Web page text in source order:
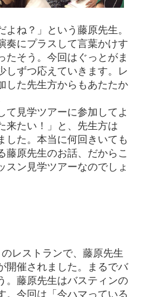
ね？」という藤原先生。
奏にプラスして言葉かけす
たそう。今回はぐっとがま
しずつ応えていきます。レ
した先生方からもあたたか
て見学ツアーに参加してよ
来たい！」と、先生方は
した。本当に何回きいても
藤原先生のお話、だからこ
スン見学ツアーなのでしょ
レストランで、藤原先生
開催されました。まるでバ
。藤原先生はバスティンの
。今回は「今ハマっている